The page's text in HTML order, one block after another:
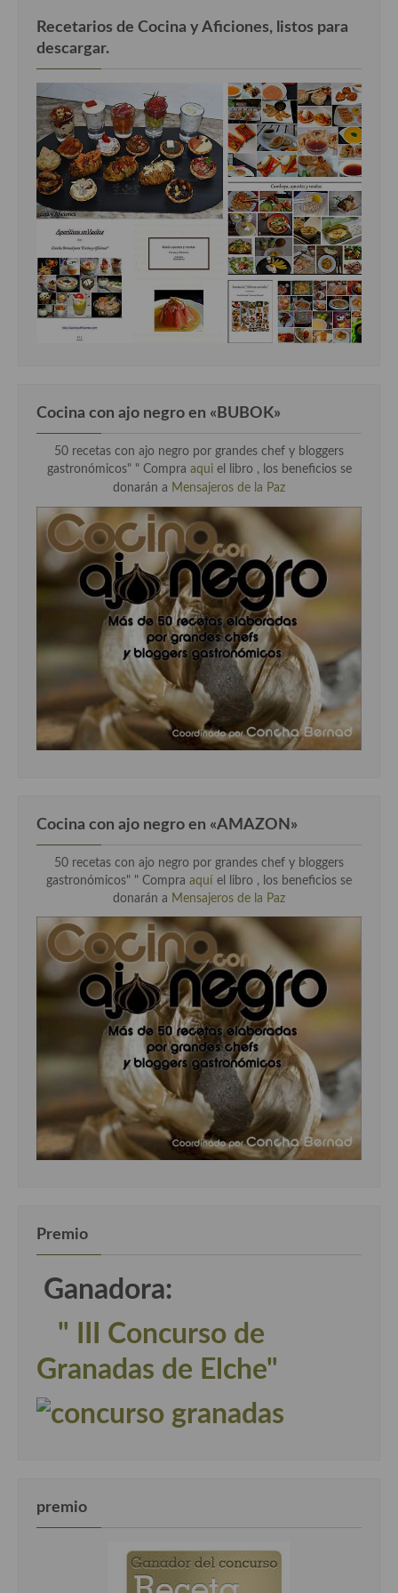
Recetarios de Cocina y Aficiones, listos para
descargar.
Cocina con ajo negro en «BUBOK»
50 recetas con ajo negro por grandes chef y bloggers
gastronómicos" " Compra aqui el libro , los beneficios se
donarán a Mensajeros de la Paz
Cocina con ajo negro en «AMAZON»
50 recetas con ajo negro por grandes chef y bloggers
gastronómicos" " Compra aquí el libro , los beneficios se
donarán a Mensajeros de la Paz
Premio
Ganadora:
" III Concurso de
Granadas de Elche"
premio